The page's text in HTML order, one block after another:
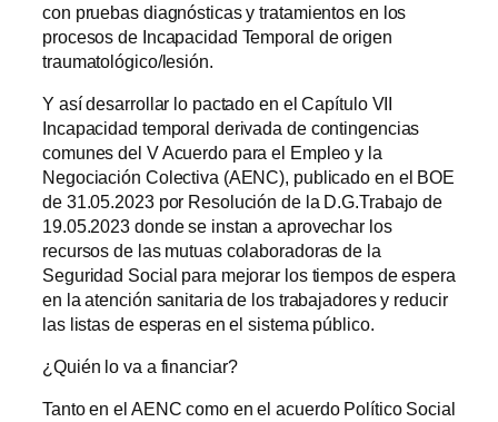
con pruebas diagnósticas y tratamientos en los
procesos de Incapacidad Temporal de origen
traumatológico/lesión.
Y así desarrollar lo pactado en el Capítulo VII
Incapacidad temporal derivada de contingencias
comunes del V Acuerdo para el Empleo y la
Negociación Colectiva (AENC), publicado en el BOE
de 31.05.2023 por Resolución de la D.G.Trabajo de
19.05.2023 donde se instan a aprovechar los
recursos de las mutuas colaboradoras de la
Seguridad Social para mejorar los tiempos de espera
en la atención sanitaria de los trabajadores y reducir
las listas de esperas en el sistema público.
¿Quién lo va a financiar?
Tanto en el AENC como en el acuerdo Político Social